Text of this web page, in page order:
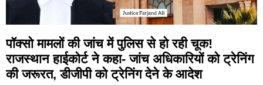
पॉक्सो मामलों की जांच में पुलिस से हो रही चूक!
राजस्थान हाईकोर्ट ने कहा- जांच अधिकारियों को ट्रेनिंग
की जरूरत, डीजीपी को ट्रेनिंग देने के आदेश